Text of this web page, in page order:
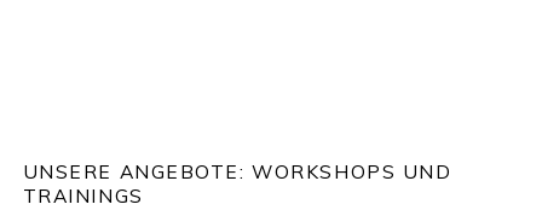
UNSERE ANGEBOTE: WORKSHOPS UND
TRAININGS